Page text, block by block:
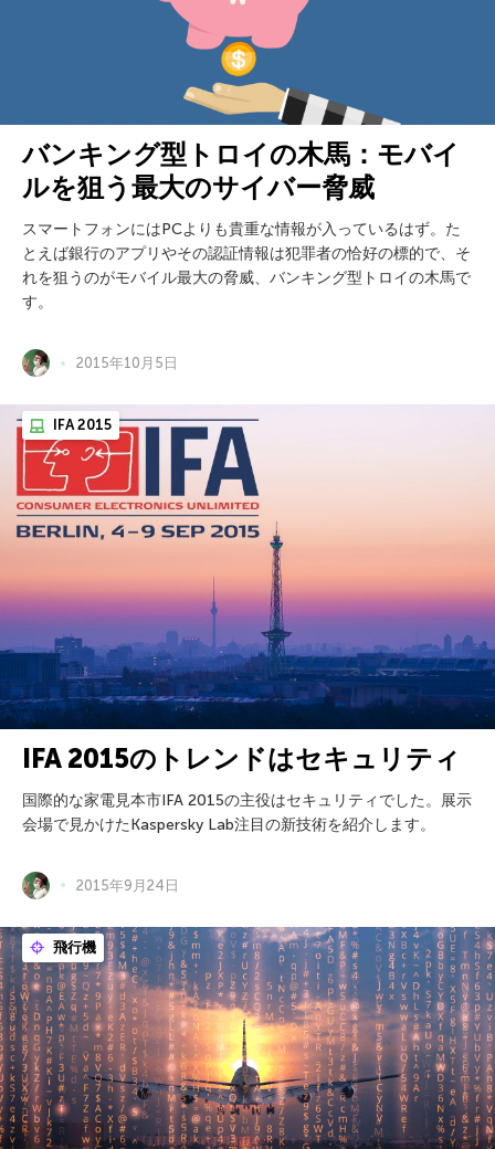
バンキング型トロイの木馬：モバイ
ルを狙う最大のサイバー脅威
スマートフォンにはPCよりも貴重な情報が入っているはず。た
とえば銀行のアプリやその認証情報は犯罪者の恰好の標的で、そ
れを狙うのがモバイル最大の脅威、バンキング型トロイの木馬で
す。
2015年10月5日
IFA 2015
IFA 2015のトレンドはセキュリティ
国際的な家電見本市IFA 2015の主役はセキュリティでした。展示
会場で見かけたKaspersky Lab注目の新技術を紹介します。
2015年9月24日
飛行機